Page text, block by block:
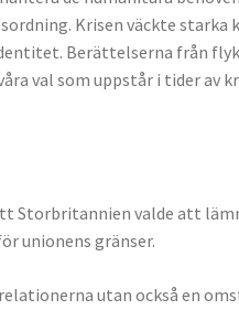
Krisen väckte starka
Berättelserna från
val som uppstår i tider av
Storbritannien valde att
unionens gränser.
utan också en